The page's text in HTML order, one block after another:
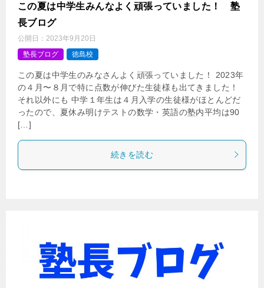
この夏は中学生みんなよく頑張っていました！ 塾
長ブログ
公開日： 2023年9月20日
塾長ブログ
徳島校
この夏は中学生のみなさんよく頑張っていました！ 2023年
の４月〜８月で特に点数が伸びた生徒様も出てきました！
それ以外にも 中学１年生は４月入学の生徒様がほとんどだ
ったので、夏休み明けテストの数学・英語の塾内平均は90
[…]
続きを読む